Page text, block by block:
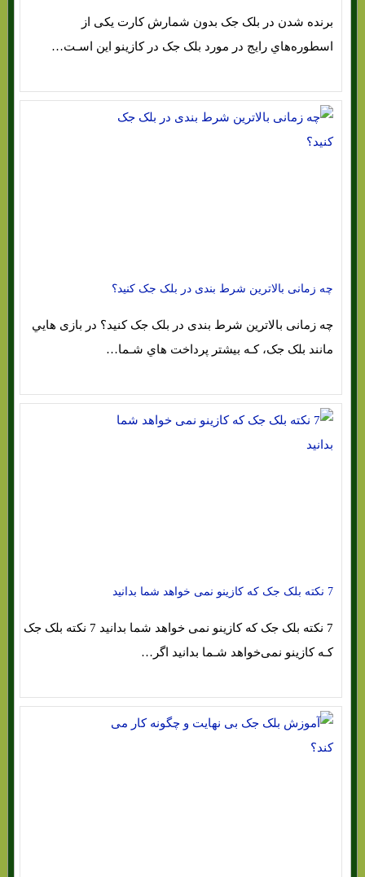
برنده شدن در بلک جک بدون شمارش کارت یکی از
اسطوره‌هاي‌ رایج در مورد بلک جک در کازینو این اسـت…
چه زمانی بالاترین شرط بندی در بلک جک کنید؟
چه زمانی بالاترین شرط بندی در بلک جک کنید؟ در بازی هایي
مانند بلک جک، کـه بیشتر پرداخت هاي‌ شـما…
7 نکته بلک جک که کازینو نمی خواهد شما بدانید
7 نکته بلک جک که کازینو نمی خواهد شما بدانید 7 نکته بلک جک
کـه کازینو نمی‌خواهد شـما بدانید اگر…